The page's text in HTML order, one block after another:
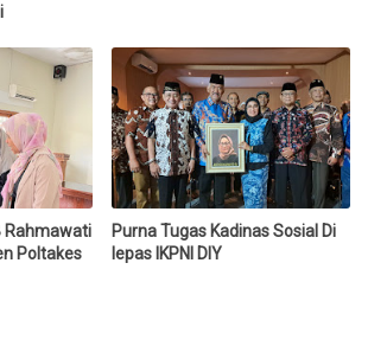
Rahmawati
Poltakes
Purna Tugas Kadinas Sosial Di
lepas IKPNI DIY